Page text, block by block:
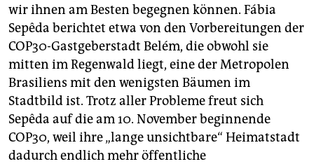
wir ihnen am Besten begegnen können. Fábia
Sepêda berichtet etwa von den Vorbereitungen der
COP30-Gastgeberstadt Belém, die obwohl sie
mitten im Regenwald liegt, eine der Metropolen
Brasiliens mit den wenigsten Bäumen im
Stadtbild ist. Trotz aller Probleme freut sich
Sepêda auf die am 10. November beginnende
COP30, weil ihre „lange unsichtbare“ Heimatstadt
dadurch endlich mehr öffentliche